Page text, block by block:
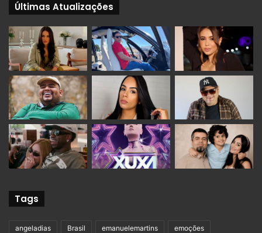
Últimas Atualizações
Tags
angeladias Brasil emanuelemartins emoções